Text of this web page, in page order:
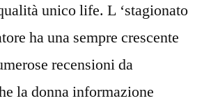
unico life. L ‘stagionato
ha una sempre crescente
recensioni da
la donna informazione